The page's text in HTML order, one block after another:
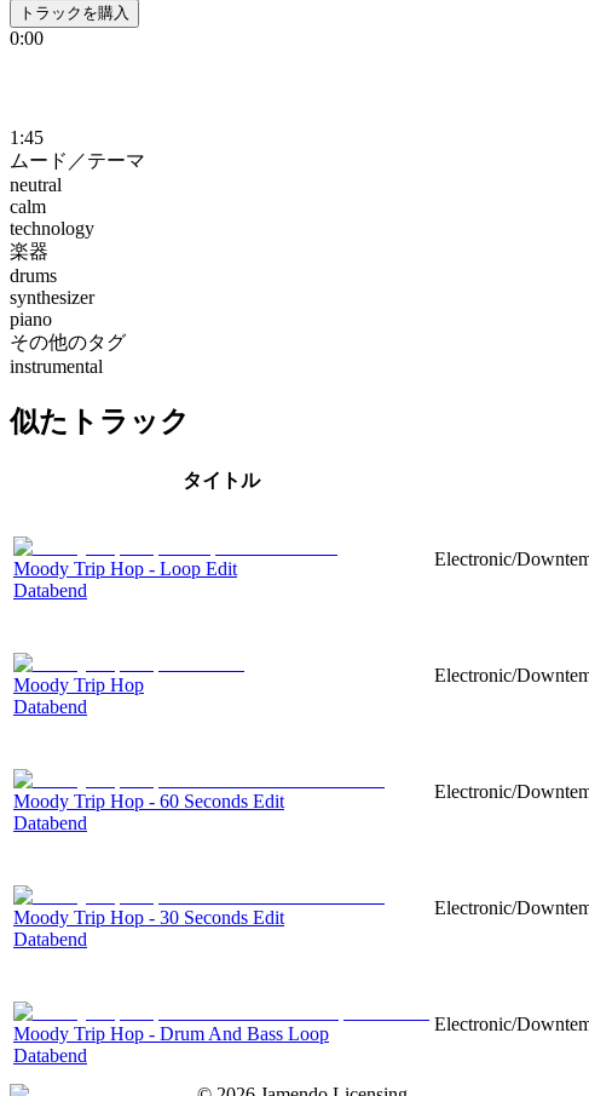
トラックを購入
0:00
1:45
ムード／テーマ
neutral
calm
technology
楽器
drums
synthesizer
piano
その他のタグ
instrumental
似たトラック
タイトル
Moody Trip Hop - Loop Edit
Databend
Electronic/
Moody Trip Hop
Databend
Electronic/
Moody Trip Hop - 60 Seconds Edit
Databend
Electronic/
Moody Trip Hop - 30 Seconds Edit
Databend
Electronic/
Moody Trip Hop - Drum And Bass Loop
Databend
Electronic/